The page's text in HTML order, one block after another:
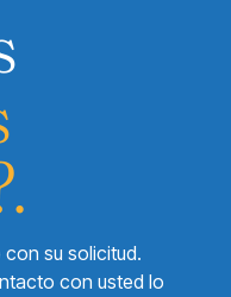
su solicitud.
con usted lo